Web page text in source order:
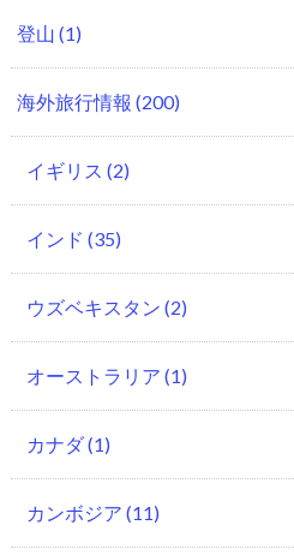
登山 (1)
海外旅行情報 (200)
イギリス (2)
インド (35)
ウズベキスタン (2)
オーストラリア (1)
カナダ(1)
カンボジア (11)